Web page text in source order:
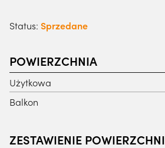
Status: Sprzedane
POWIERZCHNIA
Użytkowa
Balkon
ZESTAWIENIE POWIERZCHNI